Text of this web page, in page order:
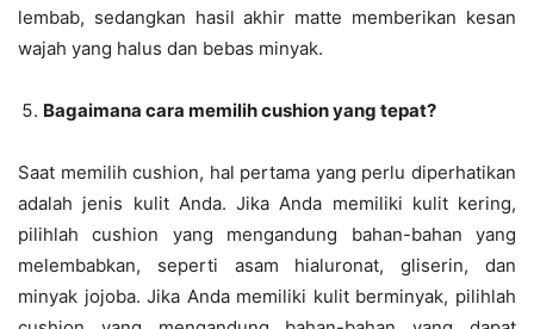
lembab, sedangkan hasil akhir matte memberikan kesan
wajah yang halus dan bebas minyak.
Bagaimana cara memilih cushion yang tepat?
Saat memilih cushion, hal pertama yang perlu diperhatikan
adalah jenis kulit Anda. Jika Anda memiliki kulit kering,
pilihlah cushion yang mengandung bahan-bahan yang
melembabkan, seperti asam hialuronat, gliserin, dan
minyak jojoba. Jika Anda memiliki kulit berminyak, pilihlah